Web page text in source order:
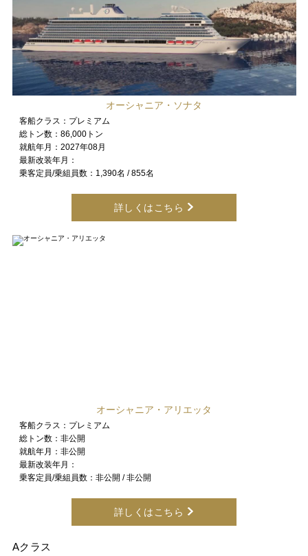
オーシャニア・ソナタ
客船クラス： プレミアム
総トン数： 86,000トン
就航年月： 2027年08月
最新改装年月：
乗客定員/乗組員数： 1,390名 / 855名
詳しくはこちら
オーシャニア・アリエッタ
客船クラス： プレミアム
総トン数： 非公開
就航年月： 非公開
最新改装年月：
乗客定員/乗組員数： 非公開 / 非公開
詳しくはこちら
Aクラス